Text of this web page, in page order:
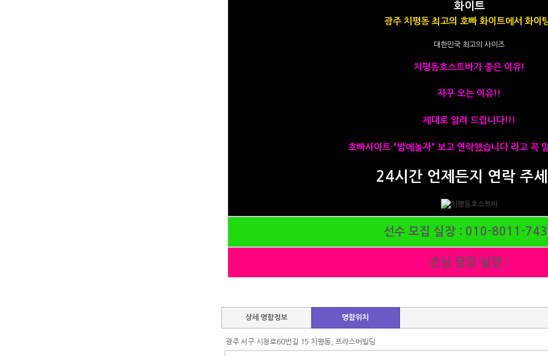
화이트
광주 치평동 최고의 호빠 화이트에서 화이
대한민국 최고의 사이즈
치평동호스트바가 좋은 이유!
자꾸 오는 이유!!
제대로 알려 드립니다!!!
호빠사이트 "밤에놀자" 보고 연락했습니다 라고 꼭
24시간 언제든지 연락 주
선수 모집 실장 : 010-8011-
손님 담당 실장 :
상세 명함정보 명함위치
광주 서구 시청로60번길 15 치평동, 프라스버빌딩